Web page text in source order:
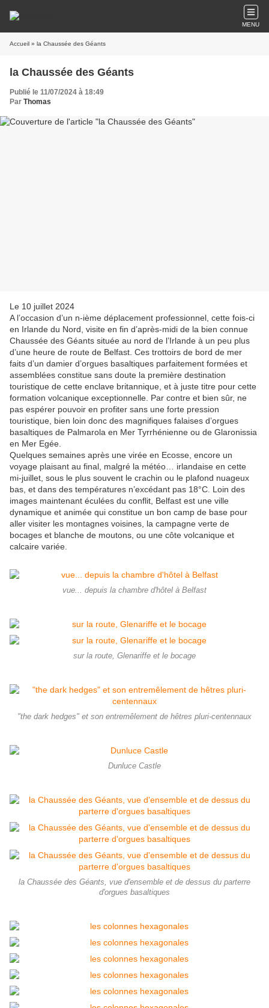
MENU
Accueil » la Chaussée des Géants
la Chaussée des Géants
Publié le 11/07/2024 à 18:49
Par Thomas
Le 10 juillet 2024
A l’occasion d’un n-ième déplacement professionnel, cette fois-ci
en Irlande du Nord, visite en fin d’après-midi de la bien connue
Chaussée des Géants située au nord de l’Irlande à un peu plus
d’une heure de route de Belfast. Ces trottoirs de bord de mer
faits d’un damier d’orgues basaltiques parfaitement formées et
assemblées constitue sans doute la première destination
touristique de cette enclave britannique, et à juste titre pour cette
formation volcanique exceptionnelle. Par contre et bien sûr, ne
pas espérer pouvoir en profiter sans une forte pression
touristique, bien loin donc des magnifiques falaises d’orgues
basaltiques de Palmarola en Mer Tyrrhénienne ou de Glaronissia
en Mer Egée.
Quelques semaines après une virée en Ecosse, encore un
voyage plaisant au final, malgré la météo… irlandaise en cette
mi-juillet, sous le plus souvent le crachin ou le plafond nuageux
bas, et dans des températures n’excédant pas 18°C. Loin des
images maintenant éculées du conflit, Belfast est une ville
dynamique et animée qui constitue un bon camp de base pour
aller visiter les montagnes voisines, la campagne verte de
bocages et blanche de moutons, ou une côte volcanique et
calcaire variée.
vue... depuis la chambre d'hôtel à Belfast
sur la route, Glenariffe et le bocage
"the dark hedges" et son entremêlement de hêtres pluri-centennaux
Dunluce Castle
la Chaussée des Géants, vue d'ensemble et de dessus du parterre
d'orgues basaltiques